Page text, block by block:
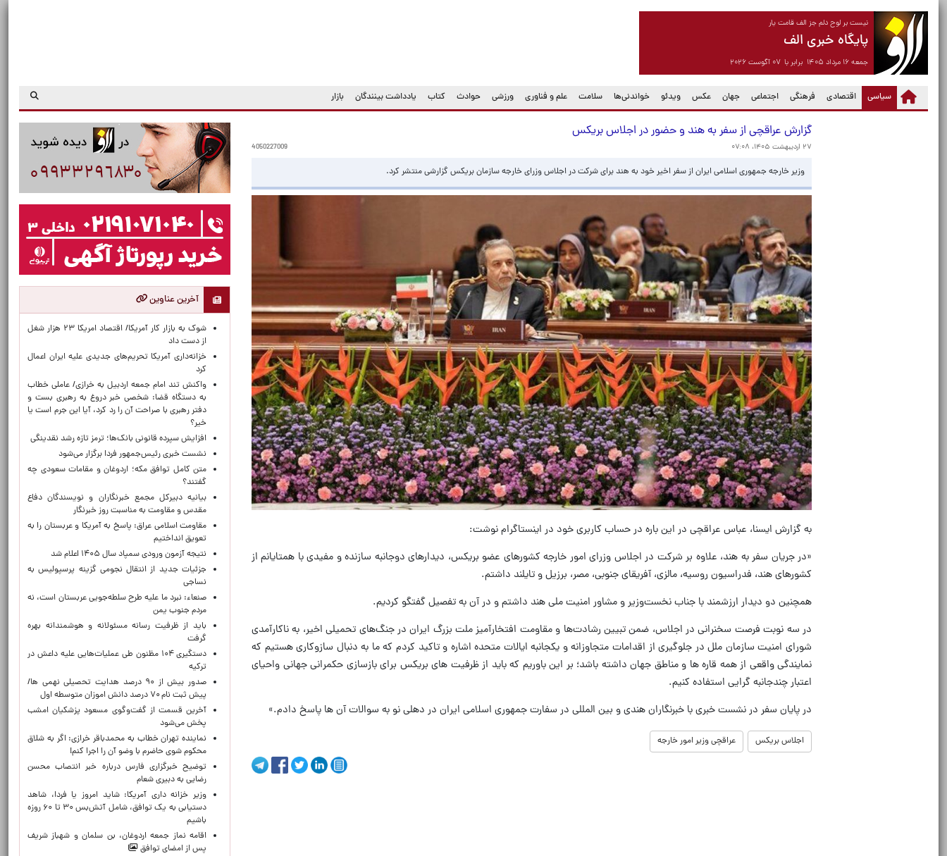
نیست بر لوح دلم جز الف قامت یار
پایگاه خبری الف
جمعه ۱۶ مرداد ۱۴۰۵ برابر با ۰۷ آگوست ۲۰۲۶
سیاسی
(current) اقتصادی فرهنگی اجتماعی جهان عکس ویدئو خواندنی‌ها سلامت علم و فناوری ورزشی حوادث کتاب یادداشت بینندگان بازار
گزارش عراقچی از سفر به هند و حضور در اجلاس بریکس
۲۷ اردیبهشت ۱۴۰۵، ۰۷:۰۸ 4050227009
وزیر خارجه جمهوری اسلامی ایران از سفر اخیر خود به هند برای شرکت در اجلاس وزرای خارجه سازمان بریکس گزارشی منتشر کرد.
به گزارش ایسنا، عباس عراقچی در این باره در حساب کاربری خود در اینستاگرام نوشت:
«در جریان سفر به هند، علاوه بر شرکت در اجلاس وزرای امور خارجه کشورهای عضو بریکس، دیدارهای دوجانبه سازنده و مفیدی با همتایانم از
کشورهای هند، فدراسیون روسیه، مالزی، آفریقای جنوبی، مصر، برزیل و تایلند داشتم.
همچنین دو دیدار ارزشمند با جناب نخست‌وزیر و مشاور امنیت ملی هند داشتم و در آن به تفصیل گفتگو کردیم.
در سه نوبت فرصت سخنرانی در اجلاس، ضمن تبیین رشادت‌ها و مقاومت افتخارآمیز ملت بزرگ ایران در جنگ‌های تحمیلی اخیر، به ناکارآمدی
شورای امنیت سازمان ملل در جلوگیری از اقدامات متجاوزانه و یکجانبه ایالات متحده اشاره و تاکید کردم که ما به دنبال سازوکاری هستیم که
نمایندگی واقعی از همه قاره ها و مناطق جهان داشته باشد؛ بر این باوریم که باید از ظرفیت های بریکس برای بازسازی حکمرانی جهانی واحیای
اعتبار چندجانبه گرایی استفاده کنیم.
در پایان سفر در نشست خبری با خبرنگاران هندی و بین المللی در سفارت جمهوری اسلامی ایران در دهلی نو به سوالات آن ها پاسخ دادم.»
اجلاس بریکس عراقچی وزیر امور خارجه
آخرین عناوین
شوک به بازار کار آمریکا/ اقتصاد امریکا ۲۳ هزار شغل
از دست داد
خزانه‌داری آمریکا تحریم‌های جدیدی علیه ایران اعمال
کرد
واکنش تند امام جمعه اردبیل به خرازی/ عاملی خطاب
به دستگاه قضا: شخصی خبر دروغ به رهبری بست و
دفتر رهبری با صراحت آن را رد کرد، آیا این جرم است یا
خیر؟
افزایش سپرده قانونی بانک‌ها؛ ترمز تازه رشد نقدینگی
نشست خبری رئیس‌جمهور فردا برگزار می‌شود
متن کامل توافق مکه؛ اردوغان و مقامات سعودی چه
گفتند؟
بیانیه دبیرکل مجمع خبرنگاران و نویسندگان دفاع
مقدس و مقاومت به مناسبت روز خبرنگار
مقاومت اسلامی عراق: پاسخ به آمریکا و عربستان را به
تعویق انداختیم
نتیجه آزمون ورودی سمپاد سال ۱۴۰۵ اعلام شد
جزئیات جدید از انتقال نجومی گزینه پرسپولیس به
نساجی
صنعاء: نبرد ما علیه طرح سلطه‌جویی عربستان است، نه
مردم جنوب یمن
باید از ظرفیت رسانه مسئولانه و هوشمندانه بهره
گرفت
دستگیری ۱۰۴ مظنون طی عملیات‌هایی علیه داعش در
ترکیه
صدور بیش از ۹۰ درصد هدایت تحصیلی نهمی ها/
پیش ثبت نام ۷۰ درصد دانش اموزان متوسطه اول
آخرین قسمت از گفت‌وگوی مسعود پزشکیان امشب
پخش می‌شود
نماینده تهران خطاب به محمدباقر خرازی: اگر به شلاق
محکوم شوی حاضرم با وضو آن را اجرا کنم!
توضیح خبرگزاری فارس درباره خبر انتصاب محسن
رضایی به دبیری شعام
وزیر خزانه داری آمریکا: شاید امروز یا فردا، شاهد
دستیابی به یک توافق، شامل آتش‌بس ۳۰ تا ۶۰ روزه
باشیم
اقامه نماز جمعه اردوغان، بن ‌سلمان و شهباز شریف
پس از امضای توافق